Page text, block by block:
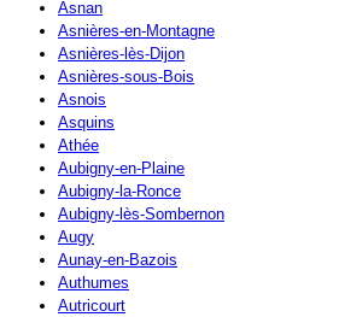
Asnan
Asnières-en-Montagne
Asnières-lès-Dijon
Asnières-sous-Bois
Asnois
Asquins
Athée
Aubigny-en-Plaine
Aubigny-la-Ronce
Aubigny-lès-Sombernon
Augy
Aunay-en-Bazois
Authumes
Autricourt